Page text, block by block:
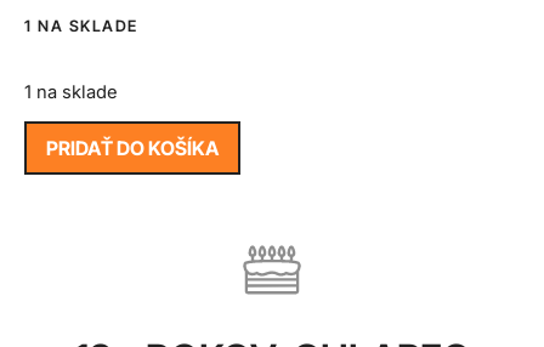
1 NA SKLADE
1 na sklade
PRIDAŤ DO KOŠÍKA